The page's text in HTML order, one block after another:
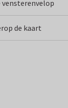
de kaart